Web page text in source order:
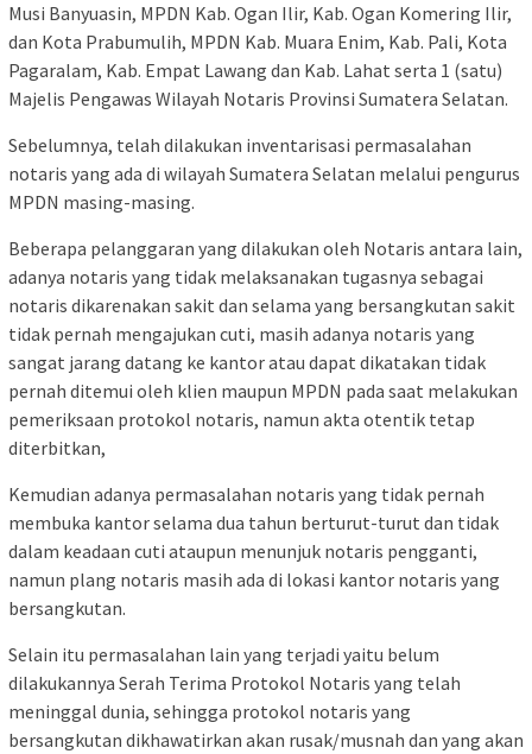
Musi Banyuasin, MPDN Kab. Ogan Ilir, Kab. Ogan Komering Ilir,
dan Kota Prabumulih, MPDN Kab. Muara Enim, Kab. Pali, Kota
Pagaralam, Kab. Empat Lawang dan Kab. Lahat serta 1 (satu)
Majelis Pengawas Wilayah Notaris Provinsi Sumatera Selatan.
Sebelumnya, telah dilakukan inventarisasi permasalahan
notaris yang ada di wilayah Sumatera Selatan melalui pengurus
MPDN masing-masing.
Beberapa pelanggaran yang dilakukan oleh Notaris antara lain,
adanya notaris yang tidak melaksanakan tugasnya sebagai
notaris dikarenakan sakit dan selama yang bersangkutan sakit
tidak pernah mengajukan cuti, masih adanya notaris yang
sangat jarang datang ke kantor atau dapat dikatakan tidak
pernah ditemui oleh klien maupun MPDN pada saat melakukan
pemeriksaan protokol notaris, namun akta otentik tetap
diterbitkan,
Kemudian adanya permasalahan notaris yang tidak pernah
membuka kantor selama dua tahun berturut-turut dan tidak
dalam keadaan cuti ataupun menunjuk notaris pengganti,
namun plang notaris masih ada di lokasi kantor notaris yang
bersangkutan.
Selain itu permasalahan lain yang terjadi yaitu belum
dilakukannya Serah Terima Protokol Notaris yang telah
meninggal dunia, sehingga protokol notaris yang
bersangkutan dikhawatirkan akan rusak/musnah dan yang akan